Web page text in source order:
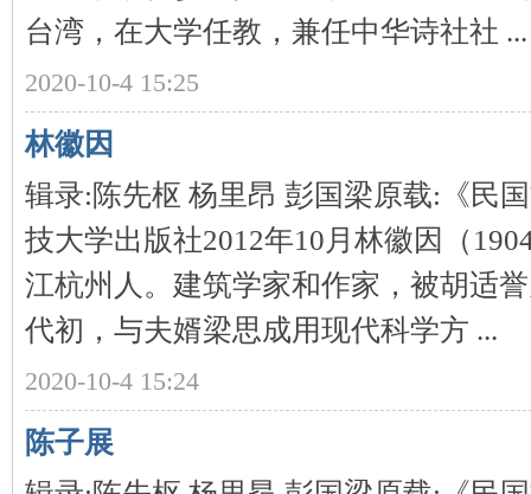
长
台湾，在大学任教，兼任中华诗社社 ...
2020-10-4 15:25
林徽因
辑录:陈先枢 杨里昂 彭国梁原载:《民
技大学出版社2012年10月林徽因（
江杭州人。建筑学家和作家，被胡适
代初，与夫婿梁思成用现代科学方 ...
2020-10-4 15:24
陈子展